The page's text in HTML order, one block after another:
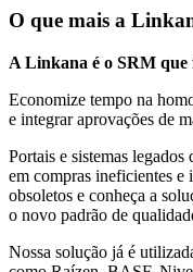
O que mais a
A Linkana é o SRM que
Economize tempo na
e integrar aprovações de
Portais e sistemas legados
em compras ineficientes e
obsoletos e conheça a
o novo padrão de
Nossa solução já é